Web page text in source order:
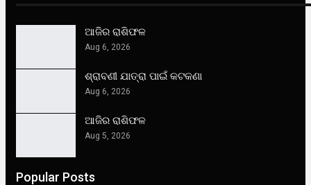
ଆଜିର ରାଶିଫଳ
Aug 6, 2026
ଶ୍ରାବଣୀ ଯାତ୍ରା ପାଇଁ କଟକଣା
Aug 6, 2026
ଆଜିର ରାଶିଫଳ
Aug 5, 2026
Popular Posts